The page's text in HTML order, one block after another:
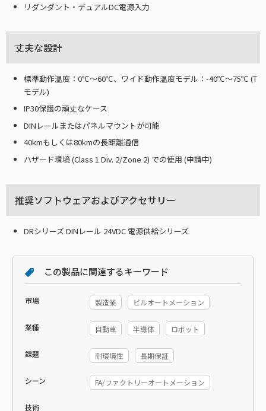
リダンダント・デュアルDC電源入力
丈夫な設計
標準動作温度：0℃～60℃、ワイド動作温度モデル：-40℃～75℃ (T
モデル)
IP30保護の頑丈なケース
DINレールまたはパネルマウントが可能
40kmもしくは80kmの長距離通信
ハザード環境 (Class 1 Div. 2/Zone 2) での使用 (申請中)
推奨ソフトウェアおよびアクセサリー
DRシリーズ DINレール 24VDC 電源供給シリーズ
この製品に関連するキーワード
市場 製造業 ビルオートメーション
業種 自動車 半導体 ロボット
課題 耐環境性 長期保証
シーン FA/ファクトリーオートメーション
技術